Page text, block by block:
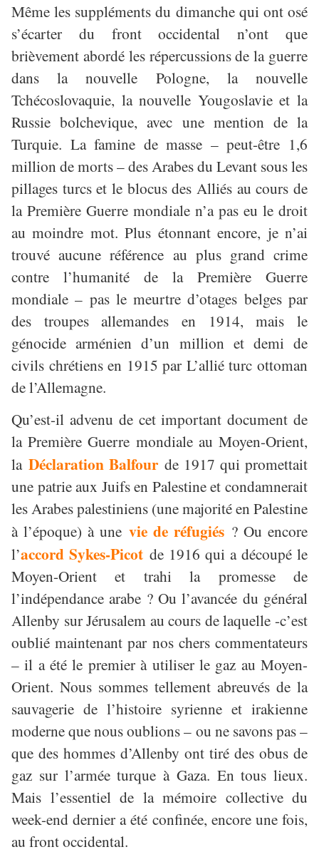
Même les suppléments du dimanche qui ont osé
s’écarter du front occidental n’ont que
brièvement abordé les répercussions de la guerre
dans la nouvelle Pologne, la nouvelle
Tchécoslovaquie, la nouvelle Yougoslavie et la
Russie bolchevique, avec une mention de la
Turquie. La famine de masse – peut-être 1,6
million de morts – des Arabes du Levant sous les
pillages turcs et le blocus des Alliés au cours de
la Première Guerre mondiale n’a pas eu le droit
au moindre mot. Plus étonnant encore, je n’ai
trouvé aucune référence au plus grand crime
contre l’humanité de la Première Guerre
mondiale – pas le meurtre d’otages belges par
des troupes allemandes en 1914, mais le
génocide arménien d’un million et demi de
civils chrétiens en 1915 par L’allié turc ottoman
de l’Allemagne.
Qu’est-il advenu de cet important document de
la Première Guerre mondiale au Moyen-Orient,
la Déclaration Balfourde 1917 qui promettait
une patrie aux Juifs en Palestine et condamnerait
les Arabes palestiniens (une majorité en Palestine
à l’époque) à une vie de réfugiés ? Ou encore
l’accord Sykes-Picot de 1916 qui a découpé le
Moyen-Orient et trahi la promesse de
l’indépendance arabe ? Ou l’avancée du général
Allenby sur Jérusalem au cours de laquelle -c’est
oublié maintenant par nos chers commentateurs
– il a été le premier à utiliser le gaz au Moyen-
Orient. Nous sommes tellement abreuvés de la
sauvagerie de l’histoire syrienne et irakienne
moderne que nous oublions – ou ne savons pas –
que des hommes d’Allenby ont tiré des obus de
gaz sur l’armée turque à Gaza. En tous lieux.
Mais l’essentiel de la mémoire collective du
week-end dernier a été confinée, encore une fois,
au front occidental.